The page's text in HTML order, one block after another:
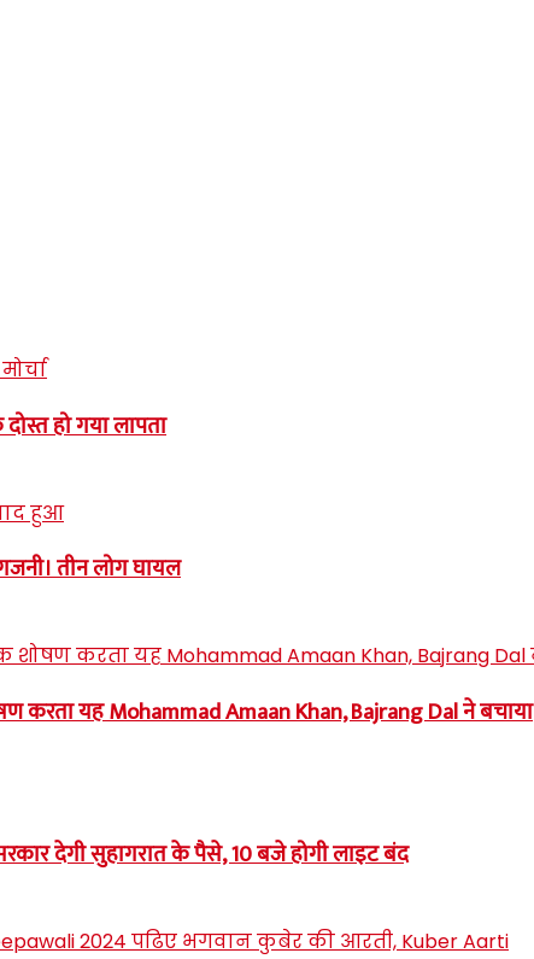
हो गया लापता
तीन लोग घायल
यह Mohammad Amaan Khan, Bajrang Dal ने बचाया
देगी सुहागरात के पैसे, 10 बजे होगी लाइट बंद